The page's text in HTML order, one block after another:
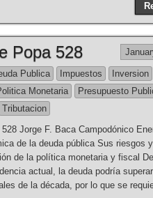
e
b
o
o
k
er
ar
e
Popa 528
Publica Impuestos
Inversion
Monetaria
Presupuesto
Tributacion
Jorge F. Baca Campodónico
de la deuda pública Sus riesgos
de la política monetaria y fiscal
actual, la deuda podría
de la década, por lo que se